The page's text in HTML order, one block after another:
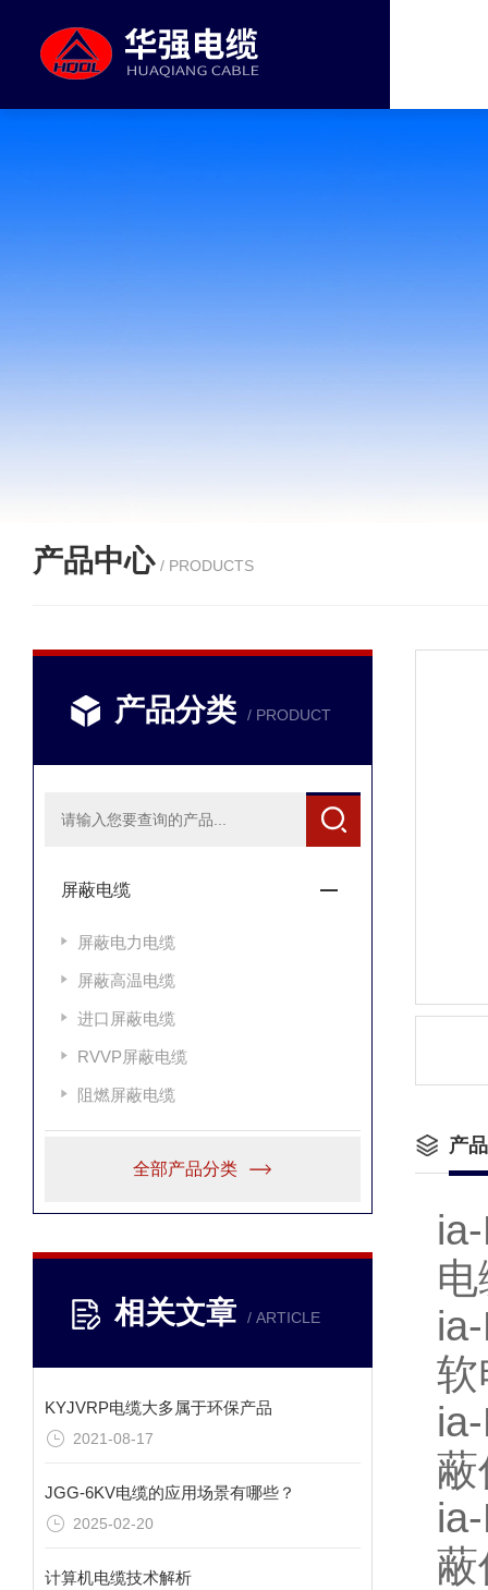
产品中心 / PRODUCTS
产品分类 / PRODUCT
屏蔽电缆
屏蔽电力电缆
屏蔽高温电缆
进口屏蔽电缆
RVVP屏蔽电缆
阻燃屏蔽电缆
全部产品分类
相关文章 / ARTICLE
KYJVRP电缆大多属于环保产品
2021-08-17
JGG-6KV电缆的应用场景有哪些？
2025-02-20
计算机电缆技术解析
产
软
蔽
蔽